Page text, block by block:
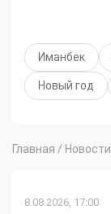
Иманбек
Новый год
Главная / Новости
8.08.2026, 17:00